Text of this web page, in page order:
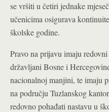
se vršiti u četiri jednake
učenicima osigurava
školske godine.
Pravo na prijavu imaju
državljani Bosne i
nacionalnoj manjini, te imaju
na području Tuzlanskog
redovno pohađati nastavu u